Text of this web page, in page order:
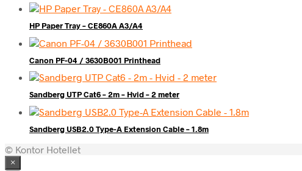
HP Paper Tray – CE860A A3/A4
Canon PF-04 / 3630B001 Printhead
Sandberg UTP Cat6 – 2m – Hvid – 2 meter
Sandberg USB2.0 Type-A Extension Cable – 1.8m
© Kontor Hotellet
×